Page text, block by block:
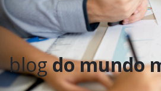
blogdo mundo